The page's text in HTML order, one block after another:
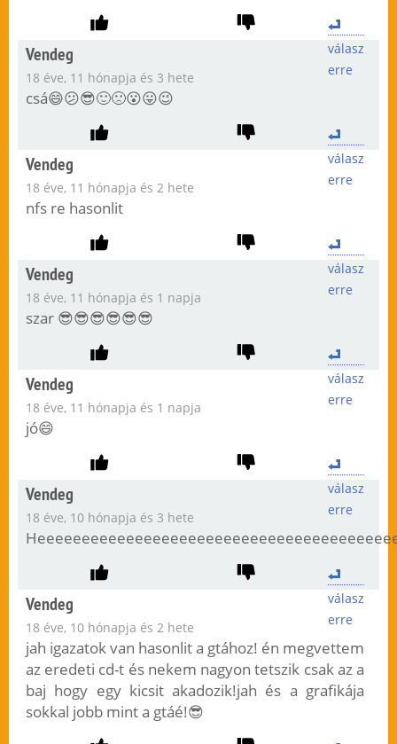
válasz
erre
Vendeg
18 éve, 11 hónapja és 3 hete
csá😄😕😎🙂🙁😮😛😉
válasz
erre
Vendeg
18 éve, 11 hónapja és 2 hete
nfs re hasonlit
válasz
erre
Vendeg
18 éve, 11 hónapja és 1 napja
szar 😎😎😎😎😎😎
válasz
erre
Vendeg
18 éve, 11 hónapja és 1 napja
jó😄
válasz
erre
Vendeg
18 éve, 10 hónapja és 3 hete
válasz
erre
Vendeg
18 éve, 10 hónapja és 2 hete
jah igazatok van hasonlit a gtához! én megvettem
az eredeti cd-t és nekem nagyon tetszik csak az a
baj hogy egy kicsit akadozik!jah és a grafikája
sokkal jobb mint a gtáé!😎